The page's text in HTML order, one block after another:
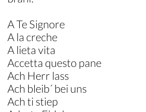
A Te Signore
A la creche
A lieta vita
Accetta questo pane
Ach Herr lass
Ach bleib´ bei uns
Ach ti stiep